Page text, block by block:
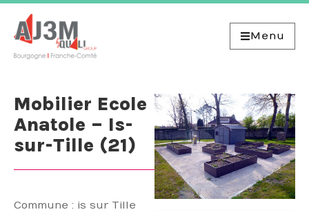
Menu
Mobilier Ecole
Anatole – Is-
sur-Tille (21)
Commune : is sur Tille